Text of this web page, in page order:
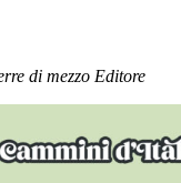
di mezzo Editore